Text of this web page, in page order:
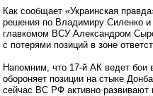
Как сообщает «Украинская
решения по Владимиру Силенко
главкомом ВСУ Александром
с потерями позиций в зоне
Напомним, что 17-й АК ведет бои
обороняет позиции на стыке
сейчас ВС РФ активно развивают